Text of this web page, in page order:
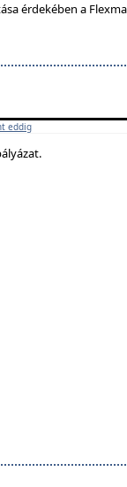
érdekében a
eddig